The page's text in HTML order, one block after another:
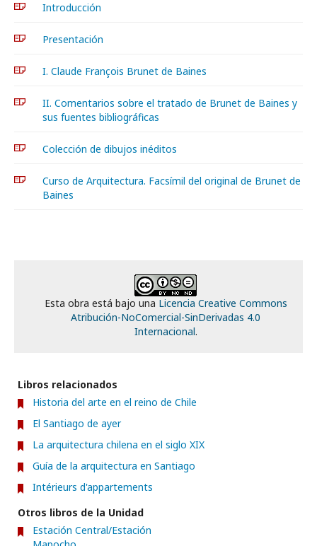
Introducción
Presentación
I. Claude François Brunet de Baines
II. Comentarios sobre el tratado de Brunet de Baines y
sus fuentes bibliográficas
Colección de dibujos inéditos
Curso de Arquitectura. Facsímil del original de Brunet de
Baines
Esta obra está bajo una Licencia Creative Commons
Atribución-NoComercial-SinDerivadas 4.0
Internacional.
Libros relacionados
Historia del arte en el reino de Chile
El Santiago de ayer
La arquitectura chilena en el siglo XIX
Guía de la arquitectura en Santiago
Intérieurs d'appartements
Otros libros de la Unidad
Estación Central/Estación